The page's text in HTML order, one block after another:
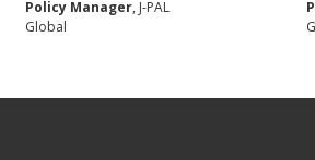
Policy Manager, J-PAL
Global